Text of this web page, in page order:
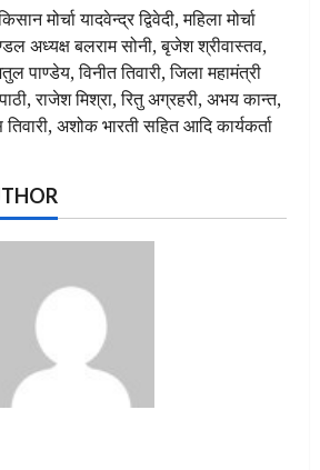
मोर्चा यादवेन्द्र द्विवेदी, महिला मोर्चा
अध्यक्ष बलराम सोनी, बृजेश श्रीवास्तव,
पाण्डेय, विनीत तिवारी, जिला महामंत्री
राजेश मिश्रा, रितु अग्रहरी, अभय कान्त,
अशोक भारती सहित आदि कार्यकर्ता